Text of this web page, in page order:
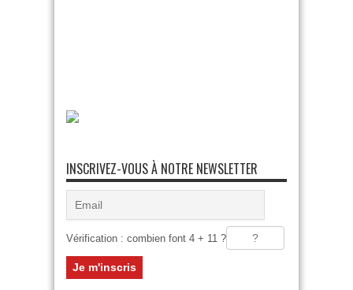
INSCRIVEZ-VOUS À NOTRE NEWSLETTER
Vérification : combien font 4 + 11 ?